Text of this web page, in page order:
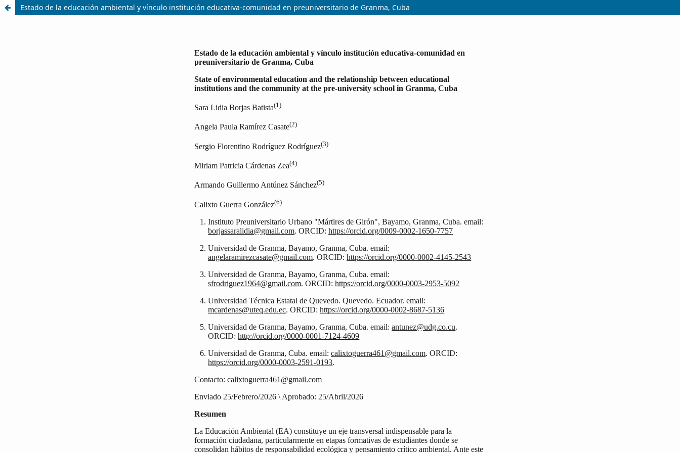
Estado de la educación ambiental y vínculo institución educativa-comunidad en preuniversitario de Granma, Cuba